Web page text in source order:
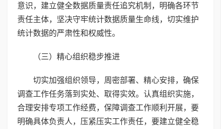
意识，建立健全数据质量责任追究机制，明确各环节
责任主体，坚决守牢统计数据质量生命线，切实维护
统计数据的严肃性和权威性。
（三）精心组织稳步推进
切实加强组织领导，周密部署、精心安排，确保
调查工作任务落到实处、取得实效。认真组织实施，
合理安排专项工作经费，保障调查工作顺利开展，要
明确具体负责人，压紧压实工作责任，要建立健全稳